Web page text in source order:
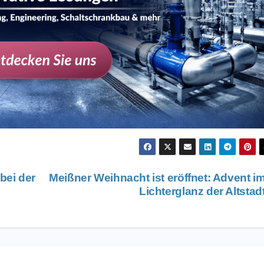
Meißner Weihnacht ist eröffnet: Advent
Lichterglanz der
der